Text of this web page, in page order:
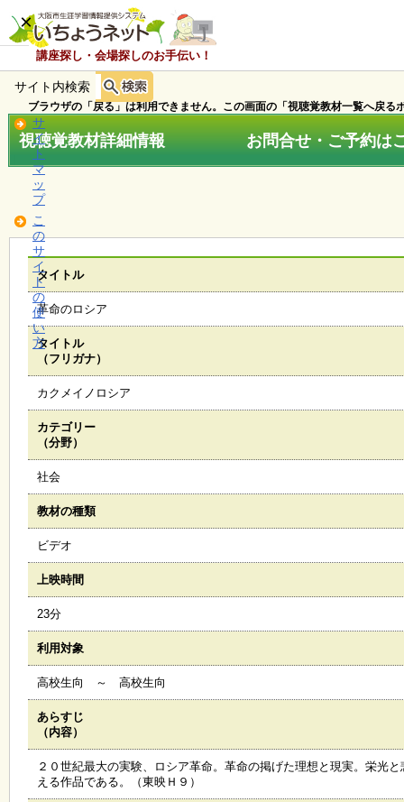
講座探し・会場探しのお手伝い！
×
ホ
ー
ム
知
ら
せ
講
座
・
イ
ベ
ト
設
約
い
木
覧
サイト内検索
サ
イ
ト
マ
ッ
プ
こ
の
サ
イ
ト
の
使
い
方
ブラウザの「戻る」は利用できません。この画面の「視聴覚教材一覧へ戻る
視聴覚教材詳細情報 お問合せ・ご予約はこ
タイトル
革命のロシア
タイトル
（フリガナ）
カクメイノロシア
カテゴリー
（分野）
社会
教材の種類
ビデオ
上映時間
23分
利用対象
高校生向 ～ 高校生向
あらすじ
（内容）
２０世紀最大の実験、ロシア革命。革命の掲げた理想と現実。栄光
える作品である。（東映Ｈ９）